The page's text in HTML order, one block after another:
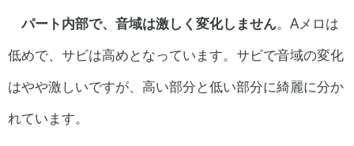
パート内部で、音域は激しく変化しません。Aメロは
低めで、サビは高めとなっています。サビで音域の変化
はやや激しいですが、高い部分と低い部分に綺麗に分か
れています。